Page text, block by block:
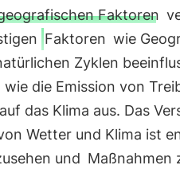
Faktoren
Faktoren wie
Zyklen
die Emission von
das Klima aus. Das
Wetter und Klima ist
und Maßnahmen